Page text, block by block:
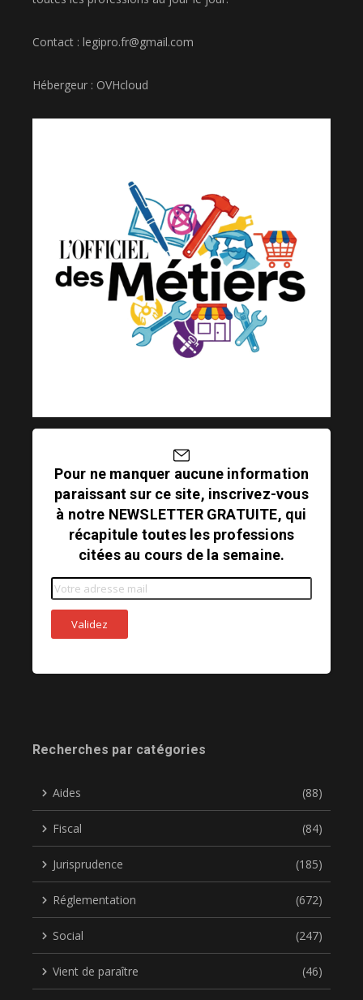
Contact : legipro.fr@gmail.com
Hébergeur : OVHcloud
Pour ne manquer aucune information
paraissant sur ce site, inscrivez-vous
à notre NEWSLETTER GRATUITE, qui
récapitule toutes les professions
citées au cours de la semaine.
Recherches par catégories
Aides (88)
Fiscal (84)
Jurisprudence (185)
Réglementation (672)
Social (247)
Vient de paraître (46)